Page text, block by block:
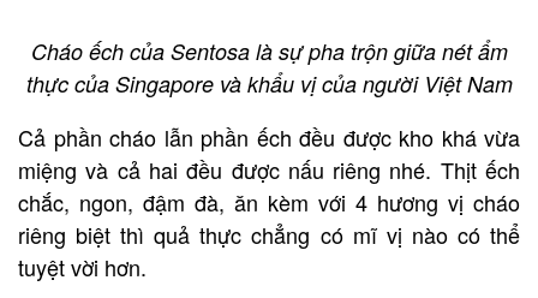
Cháo ếch của Sentosa là sự pha trộn giữa nét ẩm
thực của Singapore và khẩu vị của người Việt Nam
Cả phần cháo lẫn phần ếch đều được kho khá vừa
miệng và cả hai đều được nấu riêng nhé. Thịt ếch
chắc, ngon, đậm đà, ăn kèm với 4 hương vị cháo
riêng biệt thì quả thực chẳng có mĩ vị nào có thể
tuyệt vời hơn.